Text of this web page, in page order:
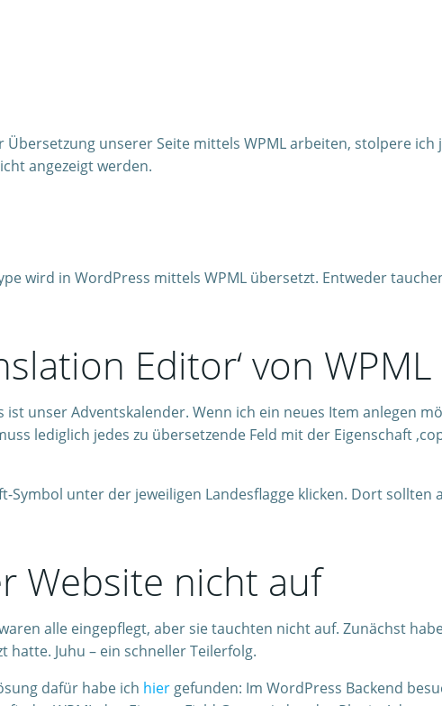
unserer Seite mittels WPML arbeiten, stolpere
angezeigt werden.
wird in WordPress mittels WPML übersetzt. Entweder
Editor‘ von
unser Adventskalender. Wenn ich ein neues Item anlegen
lediglich jedes zu übersetzende Feld mit der Eigenschaft
unter der jeweiligen Landesflagge klicken. Dort sollten
Website nicht auf
alle eingepflegt, aber sie tauchten nicht auf. Zunächst
hatte. Juhu – ein schneller Teilerfolg.
dafür habe ich hier gefunden: Im WordPress Backend